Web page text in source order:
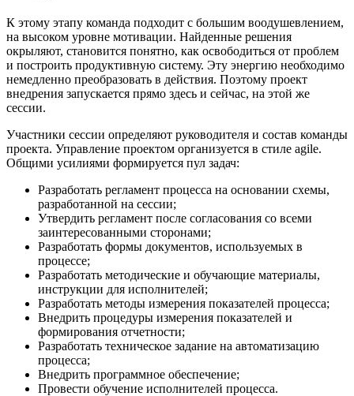
К этому этапу команда подходит с большим воодушевлением,
на высоком уровне мотивации. Найденные решения
окрыляют, становится понятно, как освободиться от проблем
и построить продуктивную систему. Эту энергию необходимо
немедленно преобразовать в действия. Поэтому проект
внедрения запускается прямо здесь и сейчас, на этой же
сессии.
Участники сессии определяют руководителя и состав команды
проекта. Управление проектом организуется в стиле agile.
Общими усилиями формируется пул задач:
Разработать регламент процесса на основании схемы,
разработанной на сессии;
Утвердить регламент после согласования со всеми
заинтересованными сторонами;
Разработать формы документов, используемых в
процессе;
Разработать методические и обучающие материалы,
инструкции для исполнителей;
Разработать методы измерения показателей процесса;
Внедрить процедуры измерения показателей и
формирования отчетности;
Разработать техническое задание на автоматизацию
процесса;
Внедрить программное обеспечение;
Провести обучение исполнителей процесса.